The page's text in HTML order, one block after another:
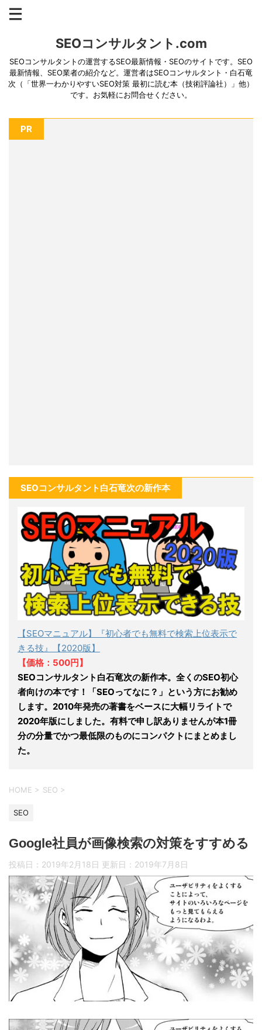
SEOコンサルタント.com
SEOコンサルタントの運営するSEO最新情報・SEOのサイトです。SEO
最新情報、SEO業者の紹介など。運営者はSEOコンサルタント・白石竜
次（「世界一わかりやすいSEO対策 最初に読む本（技術評論社）」他）
です。お気軽にお問合せください。
PR
SEOコンサルタント白石竜次の新作本
【SEOマニュアル】『初心者でも無料で検索上位表示で
きる技』【2020版】
【価格：500円】
SEOコンサルタント白石竜次の新作本。全くのSEO初心
者向けの本です！「SEOってなに？」という方にお勧め
します。2010年発売の著書をベースに大幅リライトで
2020年版にしました。有料で申し訳ありませんが本1冊
分の分量でかつ最低限のものにコンパクトにまとめまし
た。
HOME > SEO >
SEO
Google社員が画像検索の対策をすすめる
投稿日：2019年2月18日 更新日： 2019年7月8日